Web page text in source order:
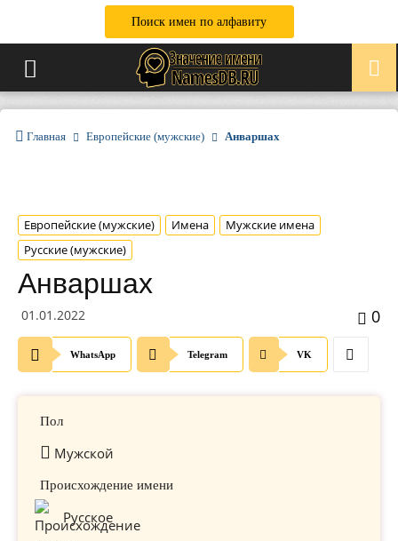
Поиск имен по алфавиту
Главная Европейские (мужские) Анваршах
Европейские (мужские) Имена
Мужские имена
Русские (мужские)
Анваршах
01.01.2022 0
WhatsApp Telegram VK
Пол
Мужской
Происхождение имени
Русское